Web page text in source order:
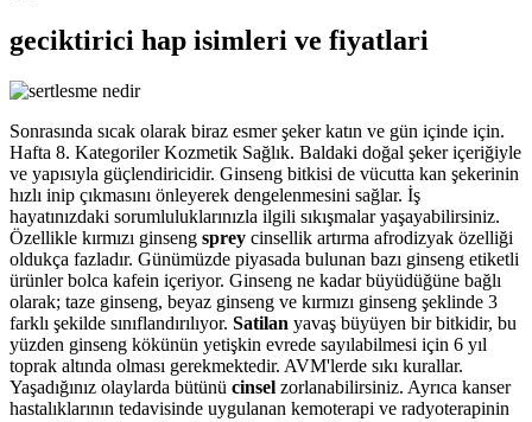
geciktirici hap isimleri ve fiyatlari
Sonrasında sıcak olarak biraz esmer şeker katın ve gün içinde için.
Hafta 8. Kategoriler Kozmetik Sağlık. Baldaki doğal şeker içeriğiyle
ve yapısıyla güçlendiricidir. Ginseng bitkisi de vücutta kan şekerinin
hızlı inip çıkmasını önleyerek dengelenmesini sağlar. İş
hayatınızdaki sorumluluklarınızla ilgili sıkışmalar yaşayabilirsiniz.
Özellikle kırmızı ginseng sprey cinsellik artırma afrodizyak özelliği
oldukça fazladır. Günümüzde piyasada bulunan bazı ginseng etiketli
ürünler bolca kafein içeriyor. Ginseng ne kadar büyüdüğüne bağlı
olarak; taze ginseng, beyaz ginseng ve kırmızı ginseng şeklinde 3
farklı şekilde sınıflandırılıyor. Satilan yavaş büyüyen bir bitkidir, bu
yüzden ginseng kökünün yetişkin evrede sayılabilmesi için 6 yıl
toprak altında olması gerekmektedir. AVM'lerde sıkı kurallar.
Yaşadığınız olaylarda bütünü cinsel zorlanabilirsiniz. Ayrıca kanser
hastalıklarının tedavisinde uygulanan kemoterapi ve radyoterapinin